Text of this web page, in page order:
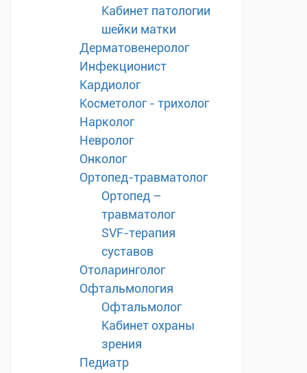
Кабинет патологии
шейки матки
Дерматовенеролог
Инфекционист
Кардиолог
Косметолог - трихолог
Нарколог
Невролог
Онколог
Ортопед-травматолог
Ортопед –
травматолог
SVF-терапия
суставов
Отоларинголог
Офтальмология
Офтальмолог
Кабинет охраны
зрения
Педиатр